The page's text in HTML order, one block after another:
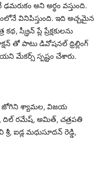
అని అర్థం వస్తుంది.
వినిపిస్తుంది. ఇది అచ్చమైన
స్క్రీన్ ప్లే ప్రేక్షకులను
తో పాటు డివోషనల్ థ్రిల్లింగ్
మేకర్స్ స్పష్టం చేశారు.
జోగిని శ్యామల, విజయ
దిల్ రమేష్, అమిత్, చత్రపతి
ఐడ్ల మధుసూదన్ రెడ్డి,